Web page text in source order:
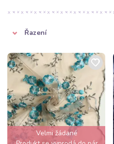
začišťovat, což z něj dělá
Při šití doporučujeme používat
syté neonové barvy – u nás
potřebujete.
Nechte se inspirovat a ušijte si
dnes. Kvalitnítyl za
Bubulakovu!
Řazení
Velmi žádané